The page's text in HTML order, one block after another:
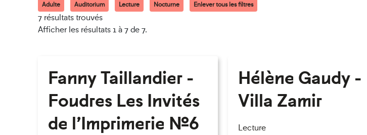
Adulte Auditorium Lecture Nocturne Enlever tous les filtres
7 résultats trouvés
Afficher les résultats 1 à 7 de 7.
Fanny Taillandier -
Foudres Les Invités
de l’Imprimerie n°6
Hélène Gaudy -
Villa Zamir
Lecture